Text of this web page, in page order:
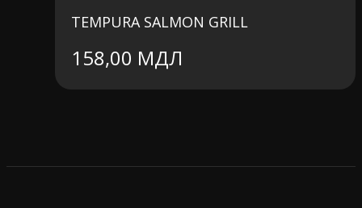
TEMPURA SALMON GRILL
158,00 МДЛ